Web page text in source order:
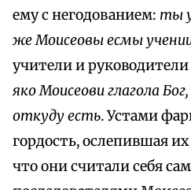
ему с негодованием: ты
же Моисеовы есмы
учители и
яко Моисеови глагола
откуду есть. Устами
гордость, ослепившая
что они считали себя